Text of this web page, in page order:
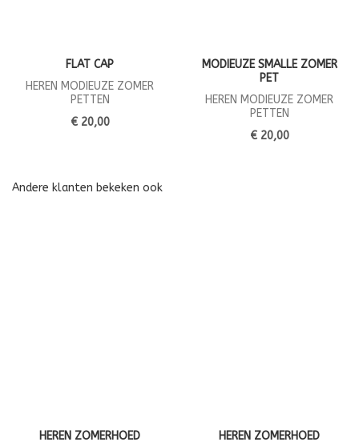
FLAT CAP
HEREN MODIEUZE ZOMER
PETTEN
€ 20,00
MODIEUZE SMALLE ZOMER
PET
HEREN MODIEUZE ZOMER
PETTEN
€ 20,00
Andere klanten bekeken ook
HEREN ZOMERHOED
HEREN ZOMERHOED